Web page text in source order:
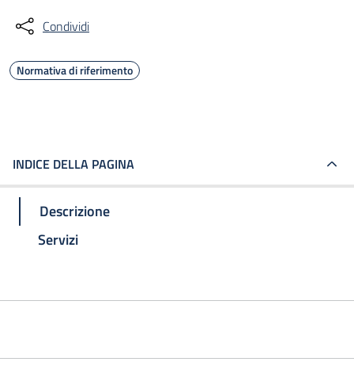
Condividi
Normativa di riferimento
INDICE DELLA PAGINA
Descrizione
Servizi